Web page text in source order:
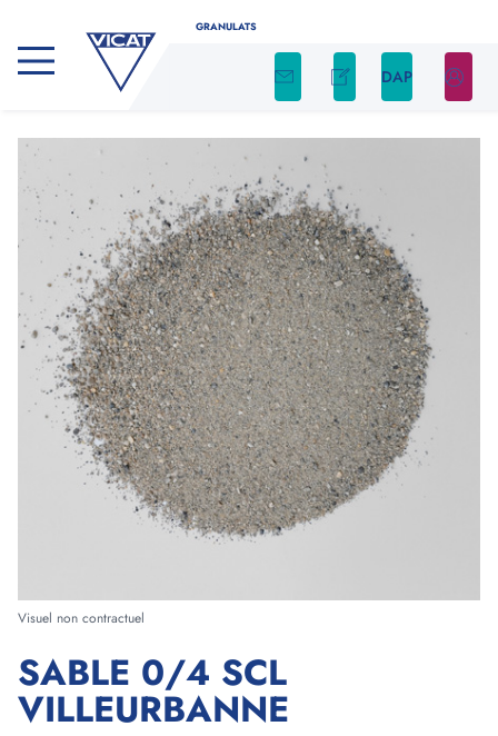
GRANULATS
DAP
Visuel non contractuel
SABLE 0/4 SCL
VILLEURBANNE
CALCULATEUR DE GRANULATS
Déterminez facilement la quantité nécessaire
de granulats pour votre projet en utilisant
notre calculateur
Indiquez le type de produit, ainsi que la forme et
les dimensions de votre chantier. Nous nous
occupons du reste !
Type de produit
Forme
Longueur
m cm